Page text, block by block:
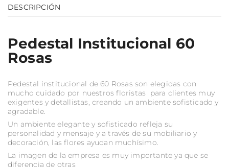
DESCRIPCIÓN
Pedestal Institucional 60
Rosas
Pedestal institucional de 60 Rosas son elegidas con
mucho cuidado por nuestros floristas para clientes muy
exigentes y detallistas, creando un ambiente sofisticado y
agradable.
Un ambiente elegante y sofisticado refleja su
personalidad y mensaje y a través de su mobiliario y
decoración, las flores ayudan muchísimo.
La imagen de la empresa es muy importante ya que se
diferencia de otras